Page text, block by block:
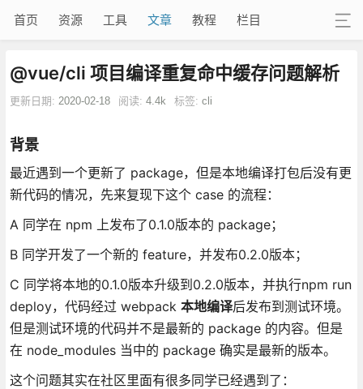
首页 资源 工具 文章 教程 栏目
@vue/cli 项目编译重复命中缓存问题解析
更新日期: 2020-02-18 阅读: 4.4k 标签: cli
背景
最近遇到一个更新了 package，但是本地编译打包后没有更
新代码的情况，先来复现下这个 case 的流程：
A 同学在 npm 上发布了0.1.0版本的 package；
B 同学开发了一个新的 feature，并发布0.2.0版本；
C 同学将本地的0.1.0版本升级到0.2.0版本，并执行npm run
deploy，代码经过 webpack 本地编译后发布到测试环境。
但是测试环境的代码并不是最新的 package 的内容。但是
在 node_modules 当中的 package 确实是最新的版本。
这个问题其实在社区里面有很多同学已经遇到了：